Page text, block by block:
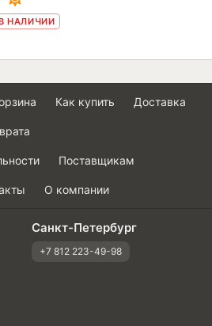
НАЛИЧИИ
Как купить Доставка
Поставщикам
О компании
Санкт-Петербург
+7 812 223-49-98